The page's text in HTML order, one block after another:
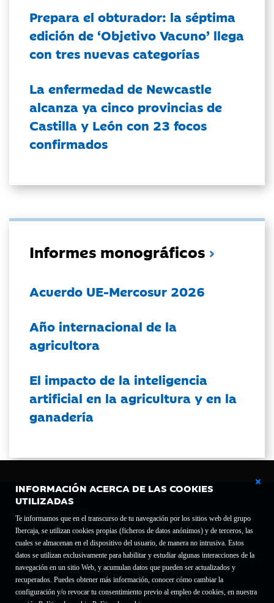
INFORMACIÓN ACERCA DE LAS COOKIES
UTILIZADAS
Te informamos que en el transcurso de tu navegación por los sitios web del grupo
Ibercaja, se utilizan cookies propias (ficheros de datos anónimos) y de terceros, las
cuales se almacenan en el dispositivo del usuario, de manera no intrusiva. Estos
datos se utilizan exclusivamente para habilitar y estudiar algunas interacciones de la
navegación en un sitio Web, y acumulan datos que pueden ser actualizados y
recuperados. Puedes obtener más información, conocer cómo cambiar la
configuración y/o revocar tu consentimiento previo al empleo de cookies, en nuestra
Prepara el obturador: la séptima
edición de ‘Objetivo Vacuno’ llega
con tres nuevas categorías
La enfermedad de Newcastle
alcanza ya cinco provincias de
Castilla y León con 23 focos
confirmados
Informes monográficos
Acuerdo UE-Mercosur 2026
Año internacional de la
agricultora
El impacto de la inteligencia
artificial en la agricultura y en la
ganadería
Fundación Bancaria Ibercaja C.I.F. G-50000652.
Inscrita en el Registro de Fundaciones del Mº de Educación, Cultura y Deporte con el nº
1689.
Domicilio social: Joaquín Costa, 13. 50001 Zaragoza.
Contacto
Declaración de accesibilidad